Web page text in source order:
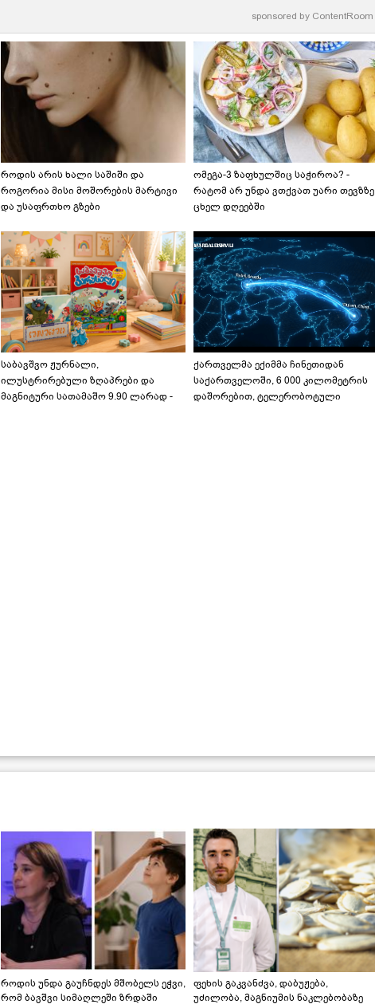
sponsored by ContentRoom
როდის არის ხალი საშიში და
როგორია მისი მოშორების მარტივი
და უსაფრთხო გზები
ომეგა-3 ზაფხულშიც საჭიროა? -
რატომ არ უნდა ვთქვათ უარი თევზზე
ცხელ დღეებში
საბავშვო ჟურნალი,
ილუსტრირებული ზღაპრები და
მაგნიტური სათამაშო 9.90 ლარად -
ქართველმა ექიმმა ჩინეთიდან
საქართველოში, 6 000 კილომეტრის
დაშორებით, ტელერობოტული
როდის უნდა გაუჩნდეს მშობელს ეჭვი,
რომ ბავშვი სიმაღლეში ზრდაში
ფეხის გაკვანძვა, დაბუჟება,
უძილობა, მაგნიუმის ნაკლებობაზე